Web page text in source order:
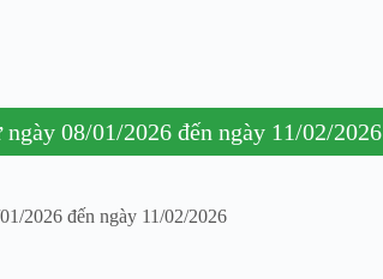
08/01/2026 đến ngày 11/02/2026
2026 đến ngày 11/02/2026